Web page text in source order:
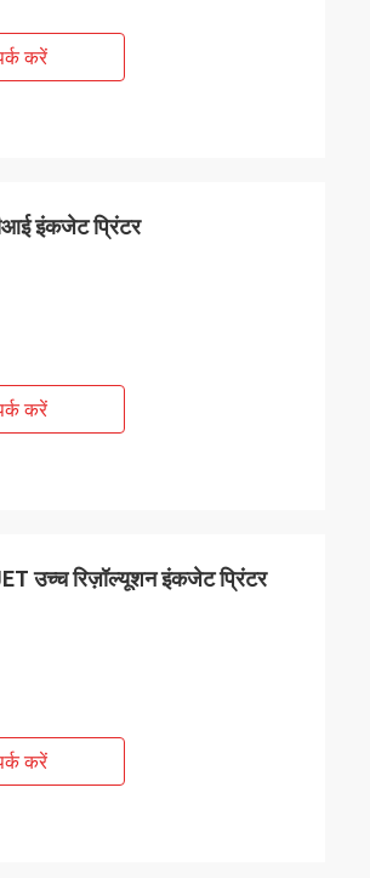
करें
इंकजेट प्रिंटर
करें
उच्च रिज़ॉल्यूशन इंकजेट प्रिंटर
करें